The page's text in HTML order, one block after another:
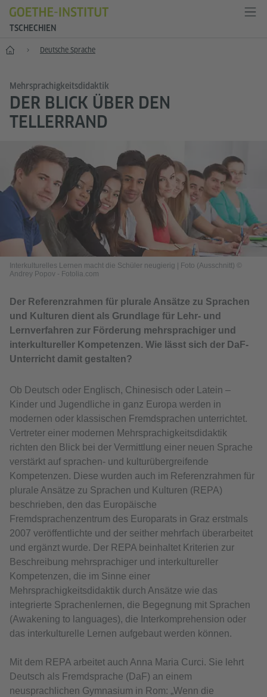
TSCHECHIEN
Start Deutsche Sprache
Mehrsprachigkeitsdidaktik
DER BLICK ÜBER DEN
TELLERRAND
Interkulturelles Lernen macht die Schüler neugierig
Foto (Ausschnitt) ©
Andrey Popov - Fotolia.com
Der Referenzrahmen für plurale Ansätze zu Sprachen
und Kulturen dient als Grundlage für Lehr- und
Lernverfahren zur Förderung mehrsprachiger und
interkultureller Kompetenzen. Wie lässt sich der DaF-
Unterricht damit gestalten?
Ob Deutsch oder Englisch, Chinesisch oder Latein –
Kinder und Jugendliche in ganz Europa werden in
modernen oder klassischen Fremdsprachen unterrichtet.
Vertreter einer modernen Mehrsprachigkeitsdidaktik
richten den Blick bei der Vermittlung einer neuen Sprache
verstärkt auf sprachen- und kulturübergreifende
Kompetenzen. Diese wurden auch im Referenzrahmen für
plurale Ansätze zu Sprachen und Kulturen (REPA)
beschrieben, den das Europäische
Fremdsprachenzentrum des Europarats in Graz erstmals
2007 veröffentlichte und der seither mehrfach überarbeitet
und ergänzt wurde. Der REPA beinhaltet Kriterien zur
Beschreibung mehrsprachiger und interkultureller
Kompetenzen, die im Sinne einer
Mehrsprachigkeitsdidaktik durch Ansätze wie das
integrierte Sprachenlernen, die Begegnung mit Sprachen
(Awakening to languages), die Interkomprehension oder
das interkulturelle Lernen aufgebaut werden können.
Mit dem REPA arbeitet auch Anna Maria Curci. Sie lehrt
Deutsch als Fremdsprache (DaF) an einem
neusprachlichen Gymnasium in Rom: „Wenn die